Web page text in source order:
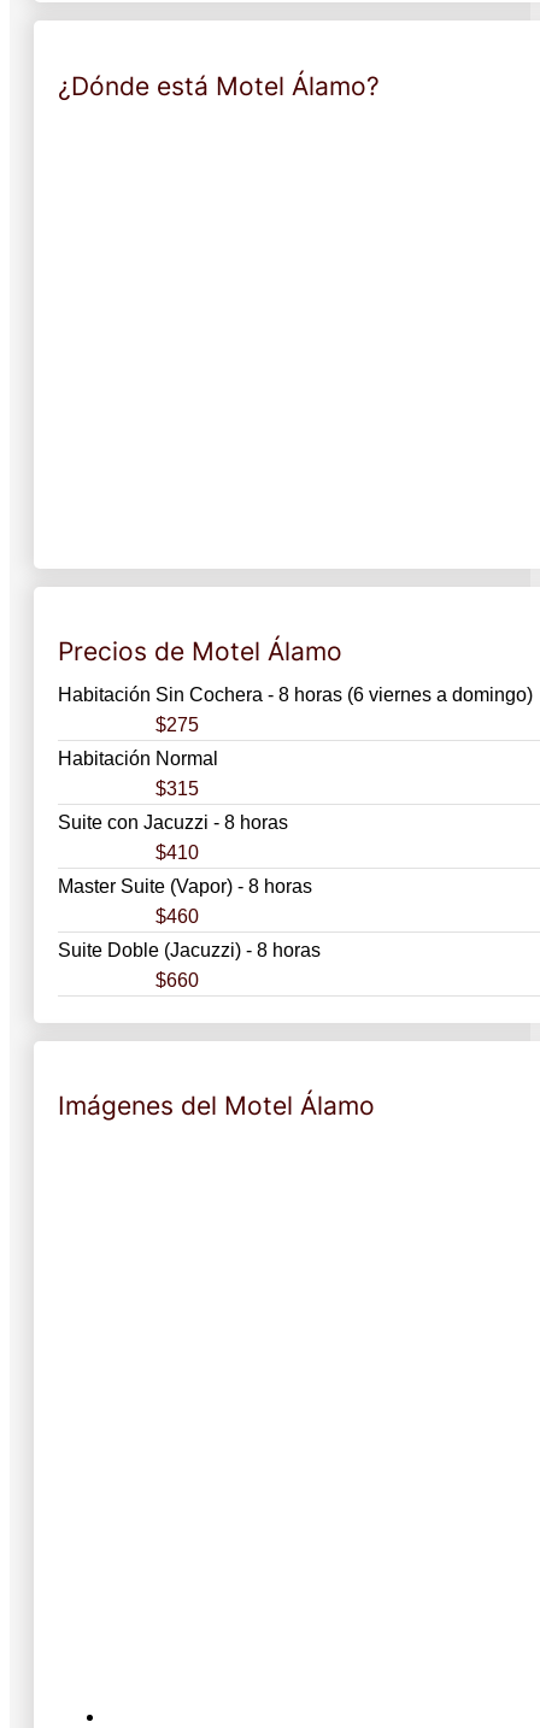
¿Dónde está Motel Álamo?
Precios de Motel Álamo
Habitación Sin Cochera - 8 horas (6 viernes a domingo)
$275
Habitación Normal
$315
Suite con Jacuzzi - 8 horas
$410
Master Suite (Vapor) - 8 horas
$460
Suite Doble (Jacuzzi) - 8 horas
$660
Imágenes del Motel Álamo